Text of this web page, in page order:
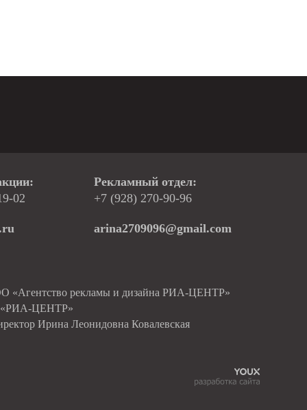
02
Рекламный отдел:
+7 (928) 270-90-96
arina2709096@gmail.com
«Агентство рекламы и дизайна РИА-ЦЕНТР»
«РИА-ЦЕНТР»
Ирина Леонидовна Ковалевская